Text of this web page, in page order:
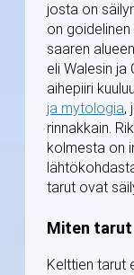
josta on
on goidelinen
saaren
eli Walesin ja
aihepiiri
ja mytologia,
rinnakkain.
kolmesta on
tarut ovat
Miten
Kelttien tarut